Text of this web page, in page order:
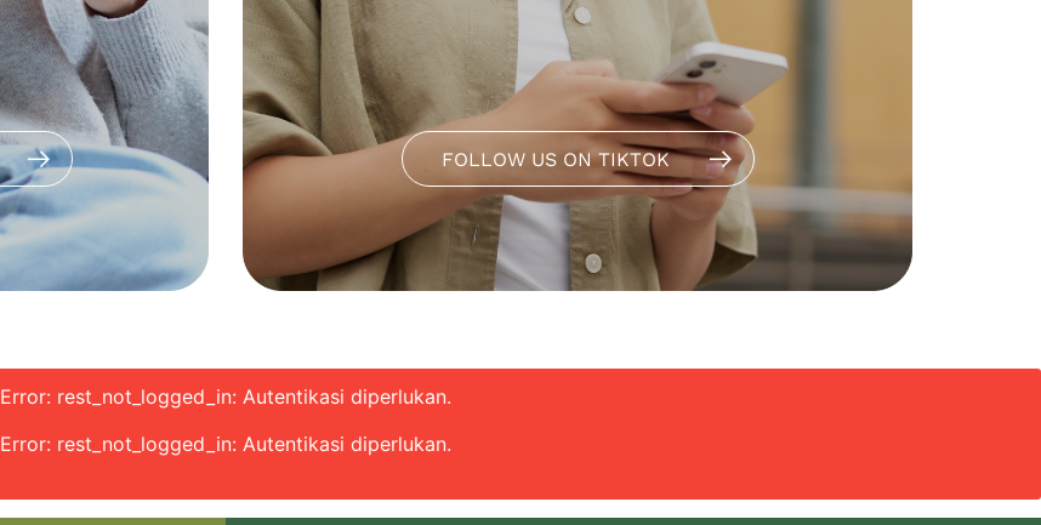
FOLLOW US ON TIKTOK
Error: rest_not_logged_in: Autentikasi diperlukan.
Error: rest_not_logged_in: Autentikasi diperlukan.